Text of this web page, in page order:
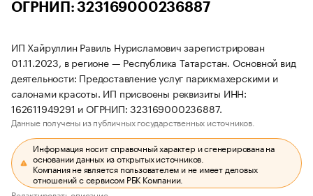
ОГРНИП: 323169000236887
ИП Хайруллин Равиль Нурисламович зарегистрирован
01.11.2023, в регионе — Республика Татарстан. Основной вид
деятельности: Предоставление услуг парикмахерскими и
салонами красоты. ИП присвоены реквизиты ИНН:
162611949291 и ОГРНИП: 323169000236887.
Данные получены из публичных государственных источников.
Информация носит справочный характер и сгенерирована на
основании данных из открытых источников.
Компания не является пользователем и не имеет деловых
отношений с сервисом РБК Компании.